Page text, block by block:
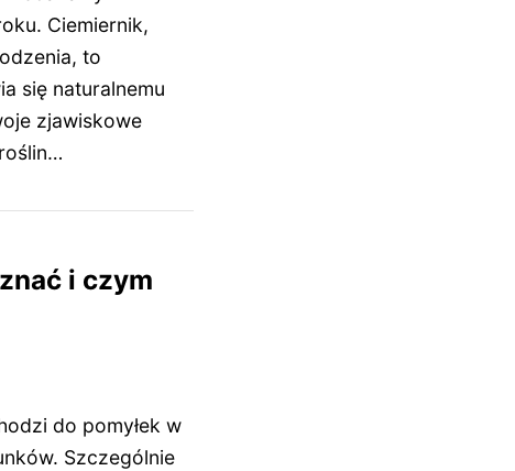
Ciemiernik,
to
się naturalnemu
zjawiskowe
i czym
do pomyłek w
Szczególnie